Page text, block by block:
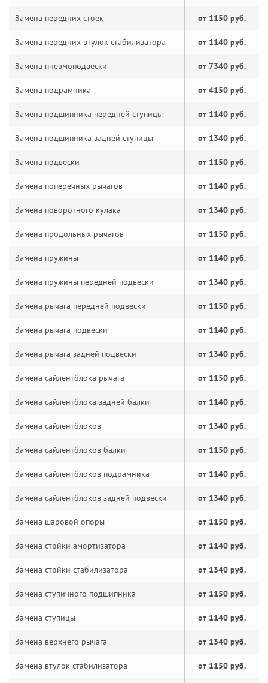
Замена передних стоек от 1150 руб.
Замена передних втулок стабилизатора от 1140 руб.
Замена пневмоподвески от 7340 руб.
Замена подрамника от 4150 руб.
Замена подшипника передней ступицы от 1140 руб.
Замена подшипника задней ступицы от 1340 руб.
Замена подвески от 1150 руб.
Замена поперечных рычагов от 1140 руб.
Замена поворотного кулака от 1340 руб.
Замена продольных рычагов от 1150 руб.
Замена пружины от 1140 руб.
Замена пружины передней подвески от 1340 руб.
Замена рычага передней подвески от 1150 руб.
Замена рычага подвески от 1140 руб.
Замена рычага задней подвески от 1340 руб.
Замена сайлентблока рычага от 1150 руб.
Замена сайлентблока задней балки от 1140 руб.
Замена сайлентблоков от 1340 руб.
Замена сайлентблоков балки от 1150 руб.
Замена сайлентблоков подрамника от 1140 руб.
Замена сайлентблоков задней подвески от 1340 руб.
Замена шаровой опоры от 1150 руб.
Замена стойки амортизатора от 1140 руб.
Замена стойки стабилизатора от 1340 руб.
Замена ступичного подшипника от 1150 руб.
Замена ступицы от 1140 руб.
Замена верхнего рычага от 1340 руб.
Замена втулок стабилизатора от 1150 руб.